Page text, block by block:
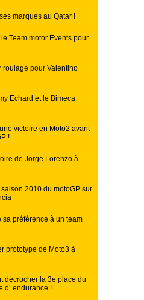
marques au Qatar !
Team motor Events pour
roulage pour Valentino
Echard et le Bimeca
victoire en Moto2 avant
!
de Jorge Lorenzo à
2010 du motoGP sur
sa préférence à un team
prototype de Moto3 à
décrocher la 3e place du
d’ endurance !